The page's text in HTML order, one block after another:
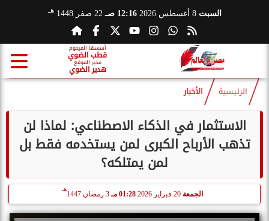
السبت 8 أغسطس 2026 12:16 صـ 22 صفر 1448 هـ
أسسها المرحوم
قطب الضوي
مدير الموقع
هدير الضوي
الرئيسية الأخبار
الاستثمار في الذكاء الاصطناعي: لماذا لن
تذهب الأرباح الكبرى لمن يستخدمه فقط بل
لمن يمتلكه؟
الجمعة 20 فبراير 2026 01:28 مـ 3 رمضان 1447
هـ